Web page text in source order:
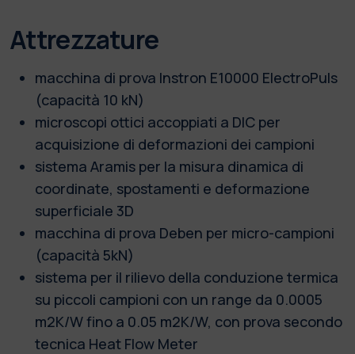
Attrezzature
macchina di prova Instron E10000 ElectroPuls
(capacità 10 kN)
microscopi ottici accoppiati a DIC per
acquisizione di deformazioni dei campioni
sistema Aramis per la misura dinamica di
coordinate, spostamenti e deformazione
superficiale 3D
macchina di prova Deben per micro-campioni
(capacità 5kN)
sistema per il rilievo della conduzione termica
su piccoli campioni con un range da 0.0005
m2K/W fino a 0.05 m2K/W, con prova secondo
tecnica Heat Flow Meter